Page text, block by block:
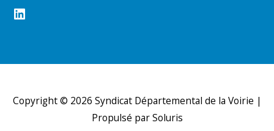
LinkedIn
Copyright © 2026 Syndicat Départemental de la Voirie |
Propulsé par Soluris